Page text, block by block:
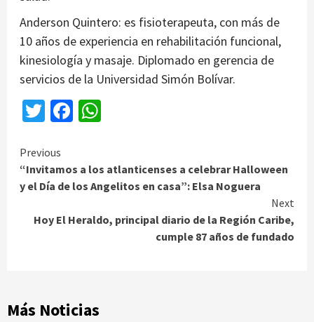
Anderson Quintero: es fisioterapeuta, con más de
10 años de experiencia en rehabilitación funcional,
kinesiología y masaje. Diplomado en gerencia de
servicios de la Universidad Simón Bolívar.
TwitterFacebook
Continue
Reading
Previous
“Invitamos a los atlanticenses a celebrar Halloween
y el Día de los Angelitos en casa”: Elsa Noguera
Next
Hoy El Heraldo, principal diario de la Región Caribe,
cumple 87 años de fundado
Más Noticias